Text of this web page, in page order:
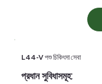
L44-V পশু চিকিৎসা সেবা
প্রধান সুবিধাসমূহ: